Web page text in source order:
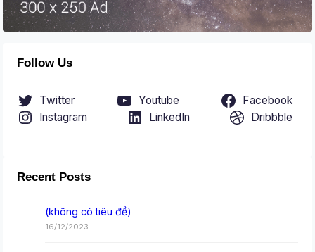
Follow Us
Twitter Youtube
Facebook
Instagram
LinkedIn Dribbble
Recent Posts
(không có tiêu đề)
16/12/2023